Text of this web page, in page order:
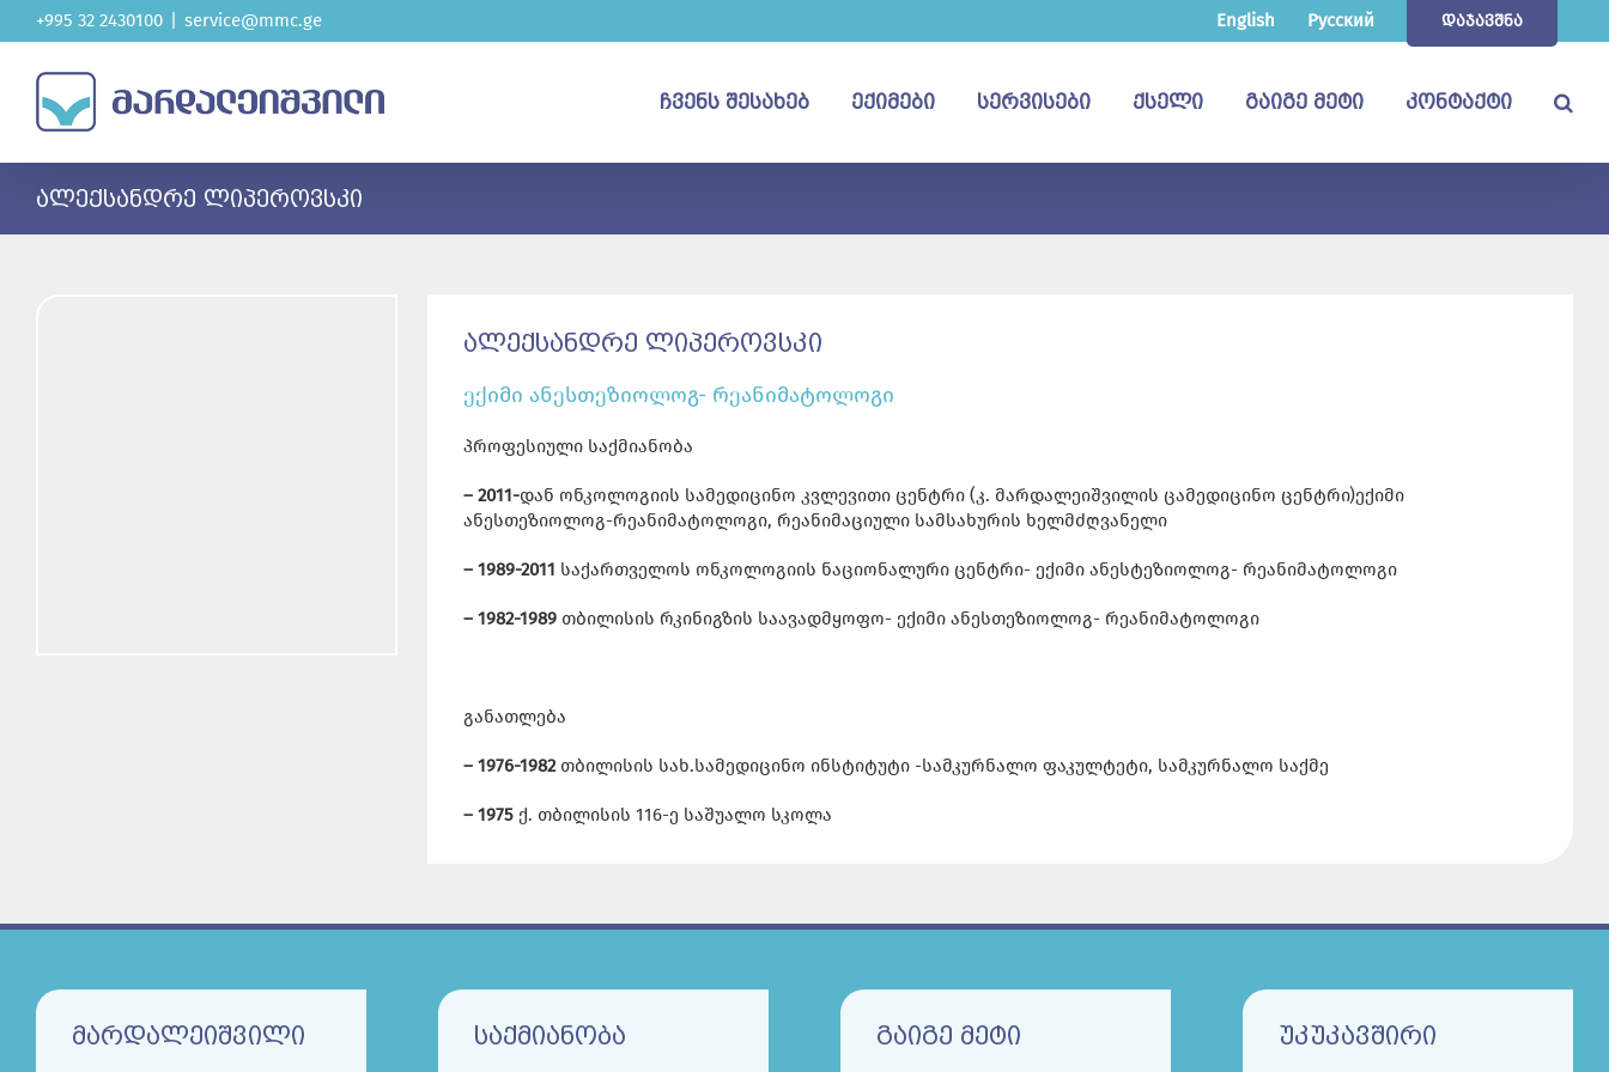
+995 32 2430100 service@mmc.ge English Русский ᲓᲐᲯᲐᲕᲨᲜᲐ
ᲩᲕᲔᲜᲡ ᲨᲔᲡᲐᲮᲔᲑ ᲔᲥᲘᲛᲔᲑᲘ ᲡᲔᲠᲕᲘᲡᲔᲑᲘ ᲥᲡᲔᲚᲘ ᲒᲐᲘᲒᲔ ᲛᲔᲢᲘ ᲙᲝᲜᲢᲐᲥᲢᲘ
ᲐᲚᲔᲥᲡᲐᲜᲓᲠᲔ ᲚᲘᲞᲔᲠᲝᲕᲡᲙᲘ
ᲐᲚᲔᲥᲡᲐᲜᲓᲠᲔ ᲚᲘᲞᲔᲠᲝᲕᲡᲙᲘ
ექიმი ანესთეზიოლოგ- რეანიმატოლოგი
პროფესიული საქმიანობა
– 2011-დან ონკოლოგიის სამედიცინო კვლევითი ცენტრი (კ. მარდალეიშვილის ცამედიცინო ცენტრი)ექიმი
ანესთეზიოლოგ-რეანიმატოლოგი, რეანიმაციული სამსახურის ხელმძღვანელი
– 1989-2011 საქართველოს ონკოლოგიის ნაციონალური ცენტრი- ექიმი ანესტეზიოლოგ- რეანიმატოლოგი
– 1982-1989 თბილისის რკინიგზის საავადმყოფო- ექიმი ანესთეზიოლოგ- რეანიმატოლოგი
განათლება
– 1976-1982 თბილისის სახ.სამედიცინო ინსტიტუტი -სამკურნალო ფაკულტეტი, სამკურნალო საქმე
– 1975 ქ. თბილისის 116-ე საშუალო სკოლა
ᲛᲐᲠᲓᲐᲚᲔᲘᲨᲕᲘᲚᲘ ᲡᲐᲥᲛᲘᲐᲜᲝᲑᲐ ᲒᲐᲘᲒᲔ ᲛᲔᲢᲘ ᲣᲙᲣᲙᲐᲕᲨᲘᲠᲘ